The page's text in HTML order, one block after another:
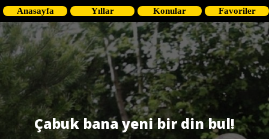
Anasayfa Yıllar Konular Favoriler
Çabuk bana yeni bir din bul!